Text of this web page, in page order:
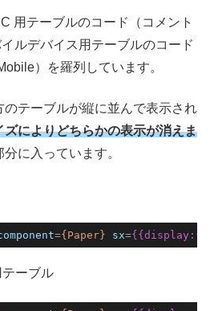
用テーブルのコード（コメント
ルデバイス用テーブルのコード
）を羅列しています。
テーブルが縦に並んで表示され
ズによりどちらかの表示が消えま
に入っています。
={Paper} sx={{display:{
ーブル